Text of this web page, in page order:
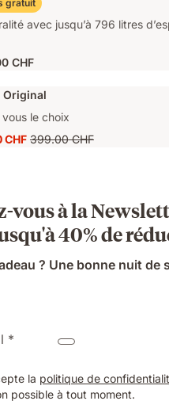
1 249.00 CHF
gratuit
avec jusqu’à 796 litres
CHF
Original
le choix
CHF Prix
399.00 CHF
vous à la
40% de
? Une bonne nuit de
*
la politique de
possible à tout moment.